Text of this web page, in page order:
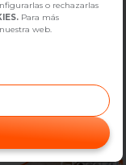
1/25
o rechazarlas
Para más
web.